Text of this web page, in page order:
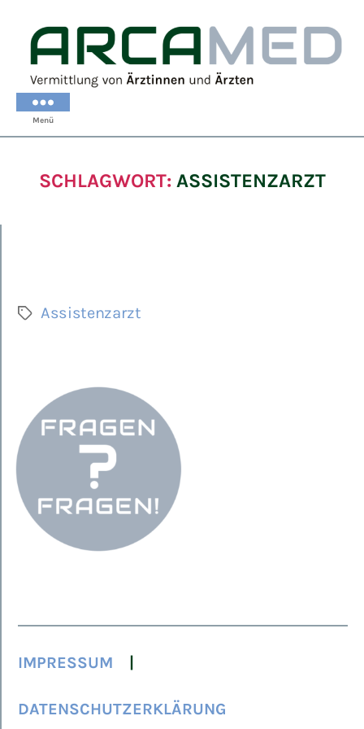
Menü
SCHLAGWORT: ASSISTENZARZT
Schlagwörter
Assistenzarzt
IMPRESSUM
DATENSCHUTZERKLÄRUNG